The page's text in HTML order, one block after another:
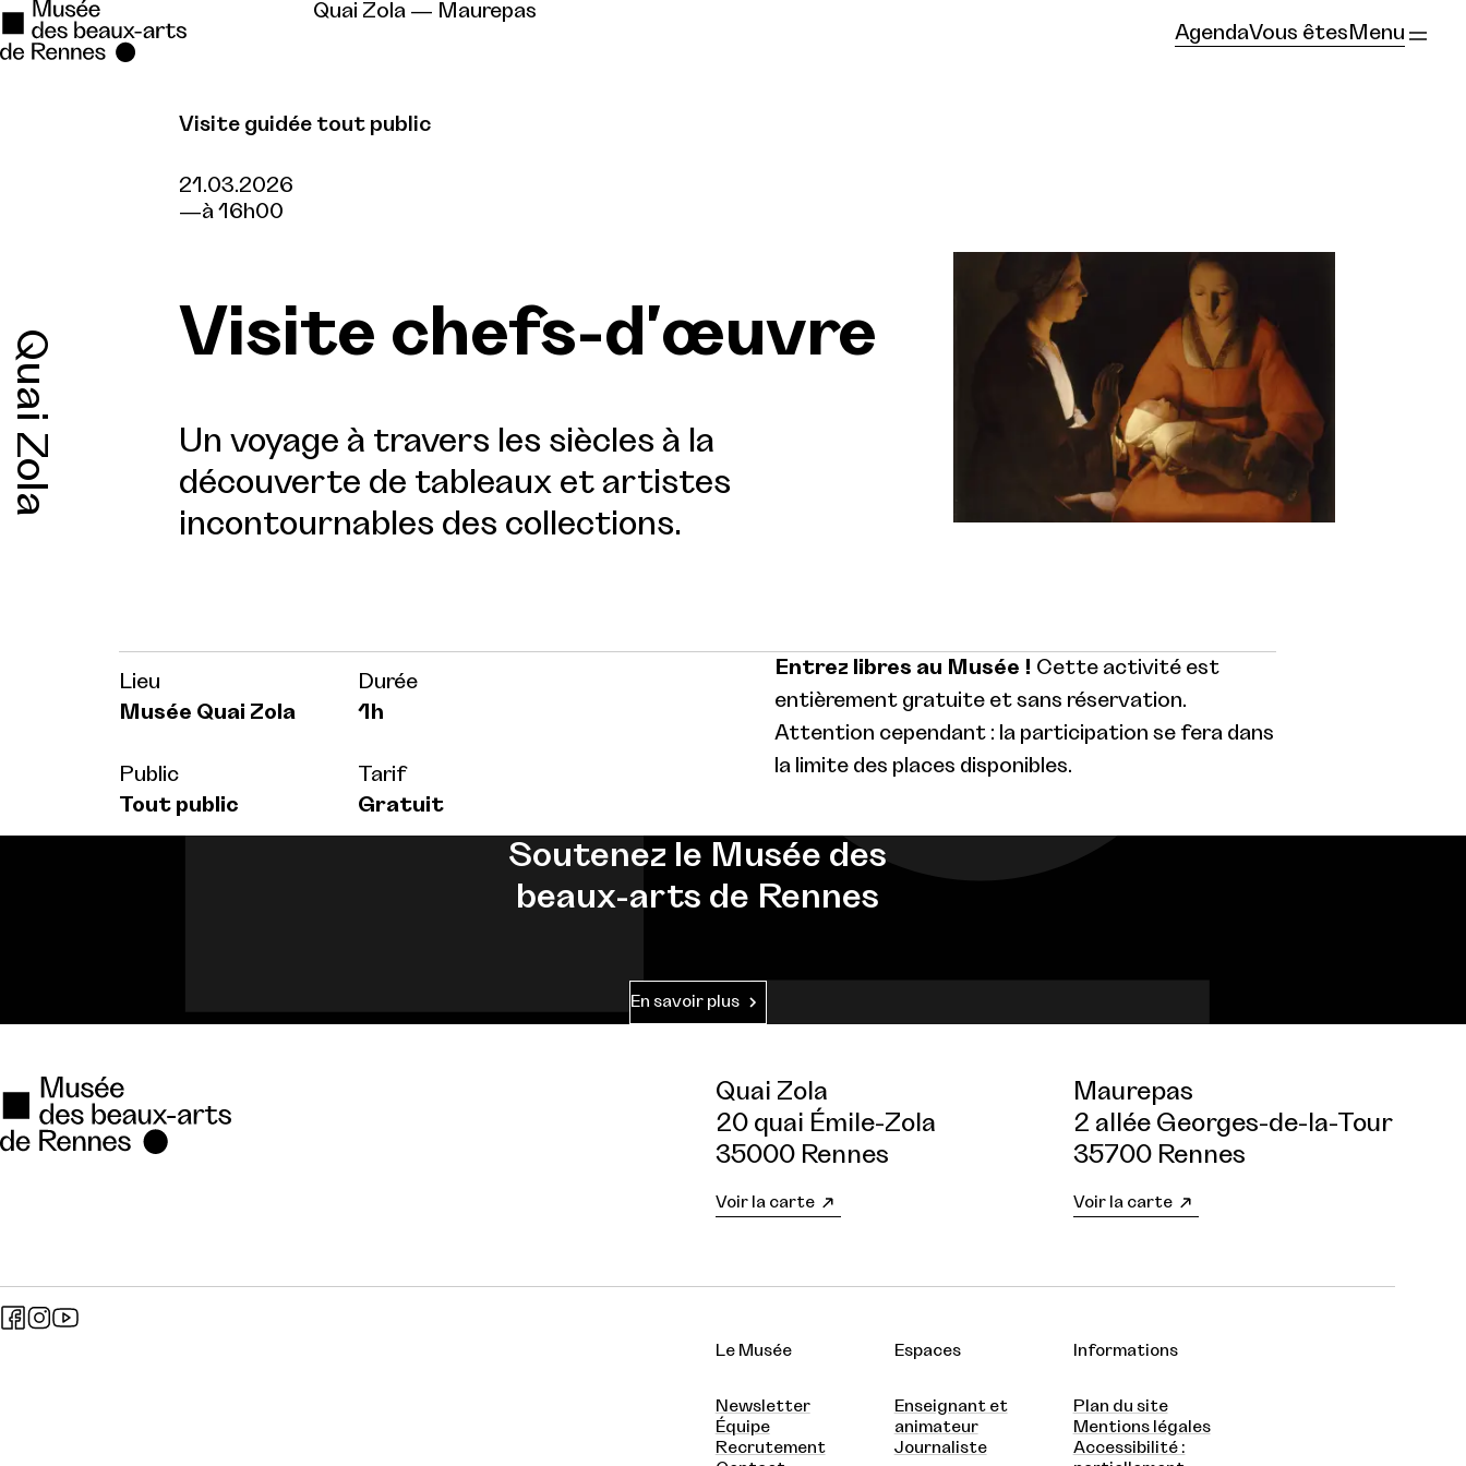
Quai Zola — Maurepas
AgendaVous êtes Menu
Quai Zola
Visite guidée tout public
21.03.2026
à 16h00
Visite chefs-d'œuvre
Un voyage à travers les siècles à la
découverte de tableaux et artistes
incontournables des collections.
Lieu
Musée Quai Zola
Durée
1h
Public
Tout public
Tarif
Gratuit
Entrez libres au Musée ! Cette activité est
entièrement gratuite et sans réservation.
Attention cependant : la participation se fera dans
la limite des places disponibles.
Soutenez le Musée des
beaux-arts de Rennes
En savoir plus
Quai Zola
20 quai Émile-Zola
35000 Rennes
Voir la carte
Maurepas
2 allée Georges-de-la-Tour
35700 Rennes
Voir la carte
Le Musée
Newsletter
Équipe
Recrutement
Espaces
Enseignant et
animateur
Journaliste
Informations
Plan du site
Mentions légales
Accessibilité :